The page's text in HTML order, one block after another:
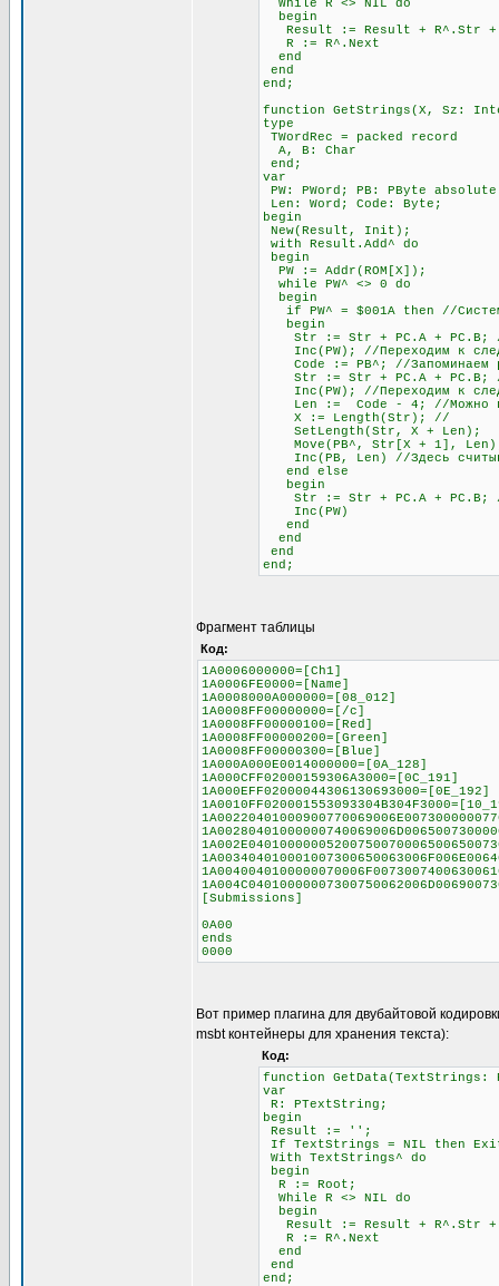
While R <> NIL do
begin
Result := Result + R^.Str +
R := R^.Next
end
end
end;
function GetStrings(X, Sz:
type
TWordRec = packed record
A, B: Char
end;
var
PW: PWord; PB: PByte
Len: Word; Code: Byte;
begin
New(Result, Init);
with Result.Add^ do
begin
PW := Addr(ROM[X]);
while PW^ <> 0 do
begin
if PW^ = $001A then //
begin
Str := Str + PC.A + PC.B; //
Inc(PW); //Переходим к
Code := PB^; //Запоминаем
Str := Str + PC.A + PC.B; //
Inc(PW); //Переходим к
Len := Code - 4; //Можно
X := Length(Str); //
SetLength(Str, X +
Move(PB^, Str[X + 1],
Inc(PB, Len) //Здесь
end else
begin
Str := Str + PC.A + PC.B; //
Inc(PW)
end
end
end
end;
Фрагмент таблицы
Код:
1A0006000000=[Ch1]
1A0006FE0000=[Name]
1A0008000A000000=[08_012]
1A0008FF00000000=[/c]
1A0008FF00000100=[Red]
1A0008FF00000200=[Green]
1A0008FF00000300=[Blue]
1A000A000E0014000000=[0A_128]
1A000CFF02000159306A3000=[0C_191]
1A000EFF02000044306130693000=[0E_192]
[Submissions]
0A00
ends
0000
Вот пример плагина для двубайтовой
msbt контейнеры для хранения текста):
Код:
function
var
R: PTextString;
begin
Result := '';
If TextStrings = NIL then
With TextStrings^ do
begin
R := Root;
While R <> NIL do
begin
Result := Result + R^.Str +
R := R^.Next
end
end
end;